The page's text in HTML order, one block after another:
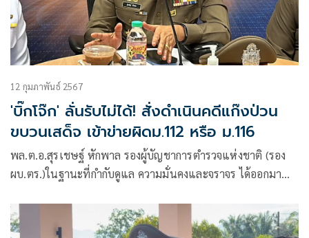
12 กุมภาพันธ์ 2567
'บิ๊กโจ๊ก' ลั่นรับไม่ได้! สั่งดำเนินคดีแก๊งป่วน
ขบวนเสด็จ เข้าข่ายผิดม.112 หรือ ม.116
พล.ต.อ.สุรเชษฐ์ หักพาล รองผู้บัญชาการตำรวจแห่งชาติ (รอง
ผบ.ตร.)ในฐานะที่กำกับดูแล ความมั่นคงและจราจร ได้ออกมา
และพวก มีพฤติกรรมพยายามขับรถแซงขบวน เสด็จ สมเด็จพระ
กนิษฐาธิราชเจ้า